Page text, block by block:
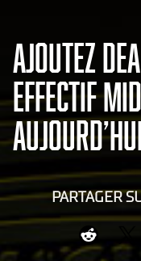
AJOUTEZ
EFFECTIF
PARTAGER